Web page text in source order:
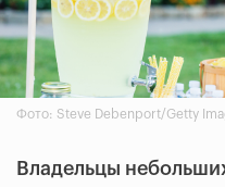
Фото: Steve Debenport/Getty
Владельцы